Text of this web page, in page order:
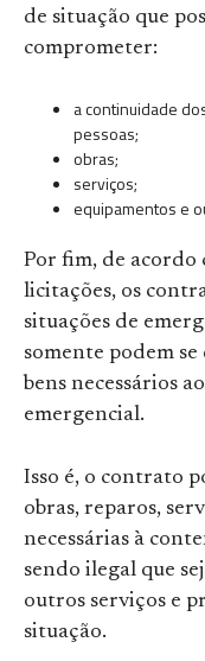
de situação que
comprometer:
a continuidade
pessoas;
obras;
serviços;
equipamentos e
Por fim, de acordo
licitações, os
situações de
somente podem
bens necessários
emergencial.
Isso é, o contrato
obras, reparos,
necessárias à
sendo ilegal que
outros serviços e
situação.